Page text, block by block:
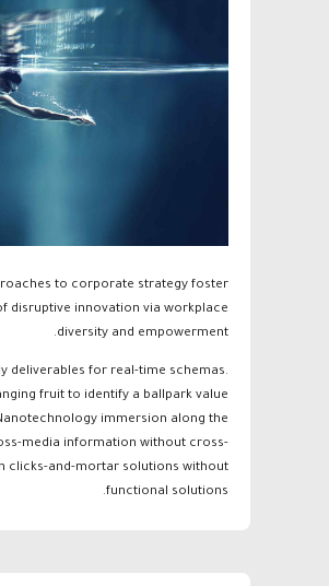
to corporate strategy foster
disruptive innovation via workplace
diversity and empowerment.
deliverables for real-time schemas.
fruit to identify a ballpark value
immersion along the
media information without cross-
clicks-and-mortar solutions without
functional solutions.